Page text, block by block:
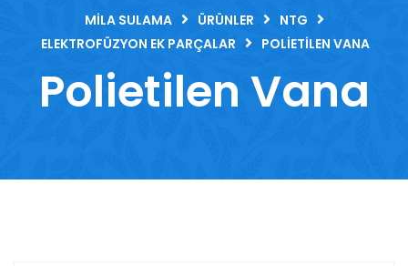
MILA SULAMA ÜRÜNLER
NTG
ELEKTROFÜZYON EK PARÇALAR
POLIETILEN VANA
Polietilen Vana